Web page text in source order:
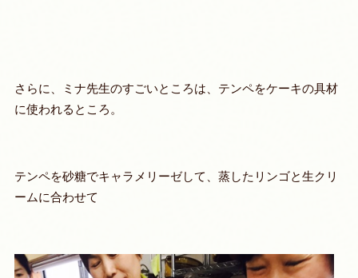
さらに、ミナ先生のすごいところは、テンペをケーキの具材
に使われるところ。
テンペを砂糖でキャラメリーゼして、蒸したリンゴと生クリ
ームに合わせて